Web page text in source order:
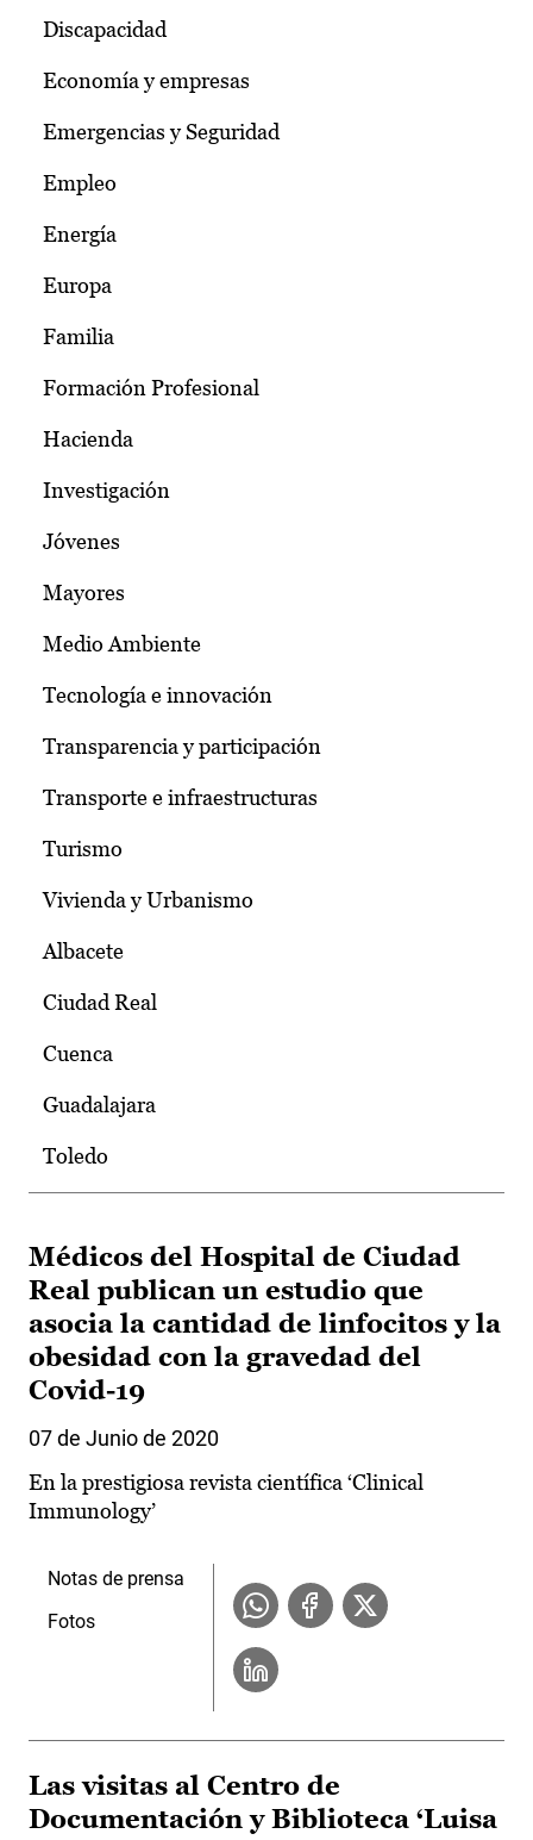
Discapacidad
Economía y empresas
Emergencias y Seguridad
Empleo
Energía
Europa
Familia
Formación Profesional
Hacienda
Investigación
Jóvenes
Mayores
Medio Ambiente
Tecnología e innovación
Transparencia y participación
Transporte e infraestructuras
Turismo
Vivienda y Urbanismo
Albacete
Ciudad Real
Cuenca
Guadalajara
Toledo
Médicos del Hospital de Ciudad
Real publican un estudio que
asocia la cantidad de linfocitos y la
obesidad con la gravedad del
Covid-19
07 de Junio de 2020
En la prestigiosa revista científica ‘Clinical
Immunology’
Notas de prensa
Fotos
Las visitas al Centro de
Documentación y Biblioteca ‘Luisa